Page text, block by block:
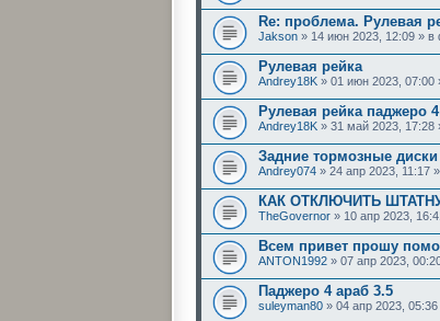
Re: проблема. Рулевая
Jakson » 14 июн 2023, 12:09 »
Рулевая рейка
Andrey18K » 01 июн 2023,
Рулевая рейка паджеро 4
Andrey18K » 31 май 2023,
Задние тормозные
Andrey074 » 24 апр 2023, 11:17
КАК ОТКЛЮЧИТЬ
TheGovernor » 10 апр 2023,
Всем привет прошу
ANTON1992 » 07 апр 2023,
Паджеро 4 араб 3.5
suleyman80 » 04 апр 2023,